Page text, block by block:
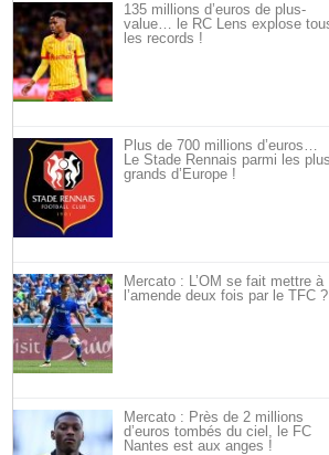
135 millions d’euros de plus-
value… le RC Lens explose
les records !
Plus de 700 millions d’euros…
Le Stade Rennais parmi les plus
grands d’Europe !
Mercato : L’OM se fait mettre à
l’amende deux fois par le TFC ?
Mercato : Près de 2 millions
d’euros tombés du ciel, le FC
Nantes est aux anges !